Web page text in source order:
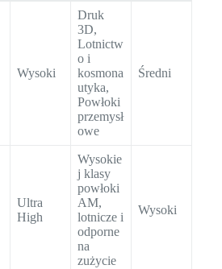
Wysoki
Druk
3D,
Lotnictw
o i
kosmona
utyka,
Powłoki
przemysł
owe
Średni
Ultra
High
Wysokie
j klasy
powłoki
AM,
lotnicze i
odporne
na
zużycie
Wysoki